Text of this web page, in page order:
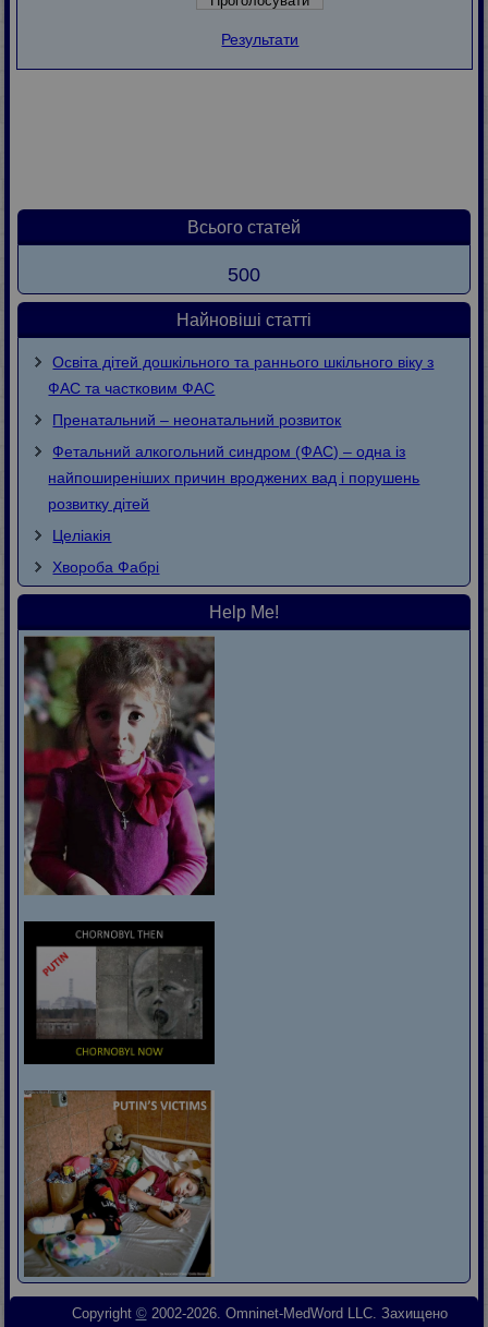
Результати
Всього статей
500
Найновіші статті
Освіта дітей дошкільного та раннього шкільного віку з
ФАС та частковим ФАС
Пренатальний – неонатальний розвиток
Фетальний алкогольний синдром (ФАС) – одна із
найпоширеніших причин вроджених вад і порушень
розвитку дітей
Целіакія
Хвороба Фaбpi
Help Me!
Copyright ©2002-2026. Omninet-MedWord LLC. Захищено